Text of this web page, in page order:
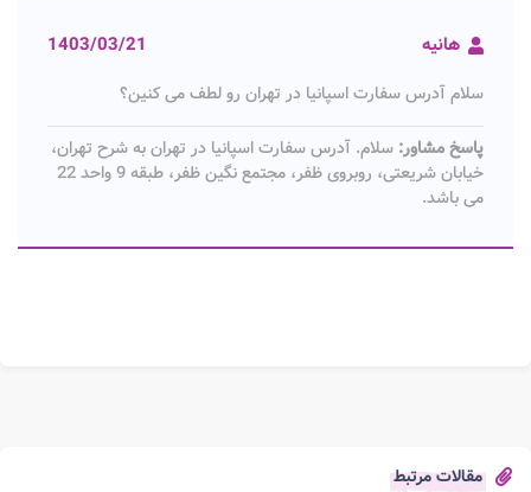
مقالات مرتبط
هانیه 1403/03/21
سلام آدرس سفارت اسپانیا در تهران رو لطف می کنین؟
پاسخ مشاور: سلام. آدرس سفارت اسپانیا در تهران به شرح تهران،
خیابان شریعتی، روبروی ظفر، مجتمع نگین ظفر، طبقه 9 واحد 22
می باشد.